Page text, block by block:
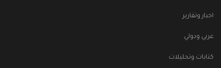
اخبار وتقارير
عربي ودولي
كتابات وتحليلات